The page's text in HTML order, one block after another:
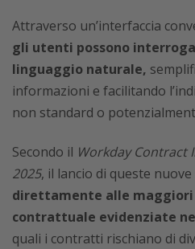
Attraverso un’interfaccia
gli utenti possono
linguaggio naturale,
informazioni e facilitando
non standard o
Secondo il Workday Contract
2025, il lancio di queste
direttamente alle
contrattuale evidenziate
quali i contratti rischiano di